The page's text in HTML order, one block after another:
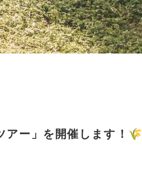
ー」を開催します！🌾